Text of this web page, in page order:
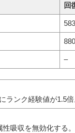
回
583
880
–
ランク経験値が1.5倍
吸収を無効化する。